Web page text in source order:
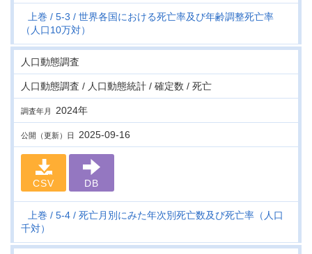
上巻 5-3
世界各国における死亡率及び年齢調整死亡率
（人口10万対）
人口動態調査
人口動態調査 / 人口動態統計 / 確定数 / 死亡
調査年月 2024年
公開（更新）日 2025-09-16
CSV DB
上巻 5-4
死亡月別にみた年次別死亡数及び死亡率（人口
千対）